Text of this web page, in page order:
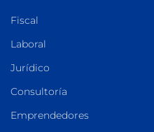
Fiscal
Laboral
Jurídico
Consultoría
Emprendedores